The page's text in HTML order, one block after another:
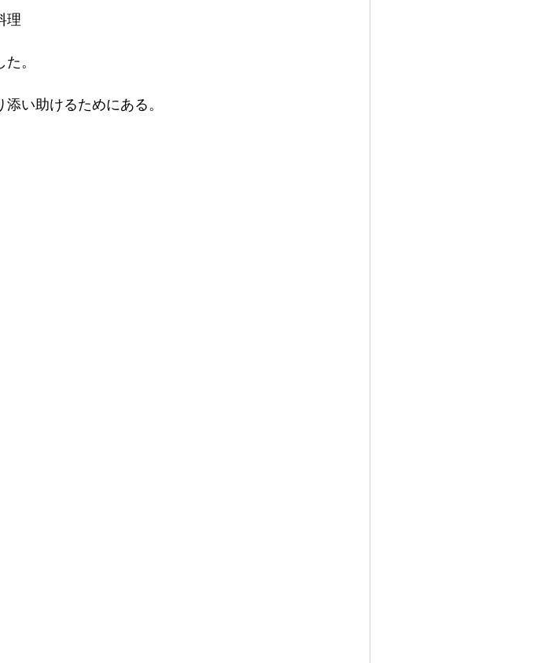
理
。
い助けるためにある。